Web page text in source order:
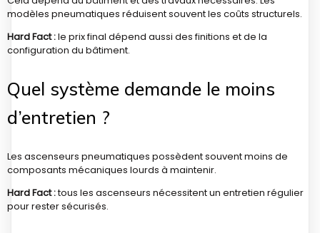
modèles pneumatiques réduisent souvent les coûts structurels.
Hard Fact :le prix final dépend aussi des finitions et de la
configuration du bâtiment.
Quel système demande le moins
d’entretien ?
Les ascenseurs pneumatiques possèdent souvent moins de
composants mécaniques lourds à maintenir.
Hard Fact :tous les ascenseurs nécessitent un entretien régulier
pour rester sécurisés.